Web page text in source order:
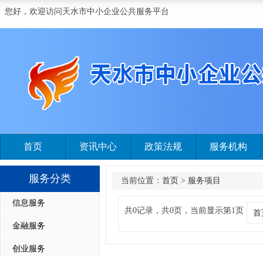
您好，欢迎访问天水市中小企业公共服务平台
首页 资讯中心 政策法规 服务机构
服务分类
信息服务
金融服务
创业服务
当前位置： 首页 > 服务项目
共0记录，共0页，当前显示第1页 首